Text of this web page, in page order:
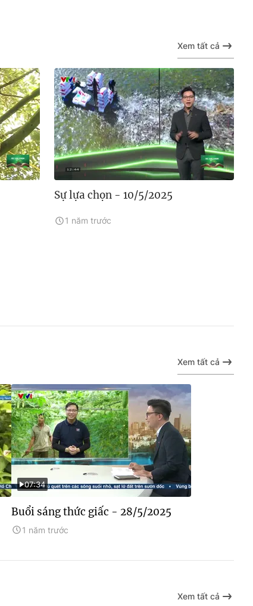
Xem tất cả
Sự lựa chọn - 10/5/2025
1 năm trước
Xem tất cả
07:34
Buổi sáng thức giấc - 28/5/2025
1 năm trước
Xem tất cả